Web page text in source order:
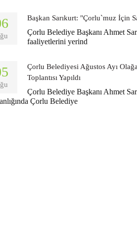
Başkan Sarıkurt: "Çorlu`muz İçin
Çorlu Belediye Başkanı Ahmet
faaliyetlerini yerind
Çorlu Belediyesi Ağustos Ayı
Toplantısı Yapıldı
Çorlu Belediye Başkanı Ahmet
Çorlu Belediye